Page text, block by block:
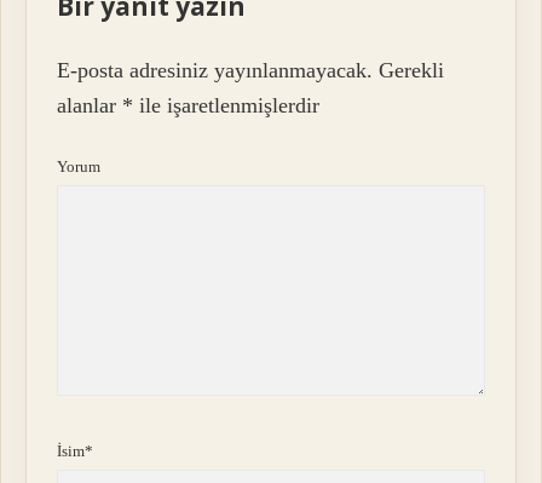
E-posta adresiniz yayınlanmayacak. Gerekli
alanlar * ile işaretlenmişlerdir
Yorum
İsim*